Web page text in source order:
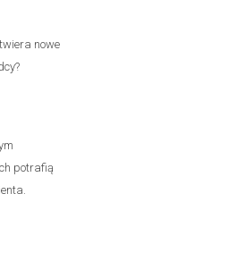
nowe
potrafią